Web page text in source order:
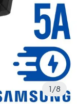
1 8